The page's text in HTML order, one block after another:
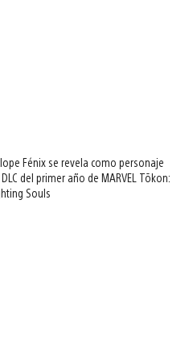
Fénix se revela como personaje
del primer año de MARVEL Tōkon:
Souls